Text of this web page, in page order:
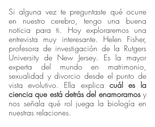
Si alguna vez te preguntaste qué ocurre
en nuestro cerebro, tengo una buena
noticia para ti. Hoy exploraremos una
entrevista muy interesante. Helen Fisher,
profesora de investigación de la Rutgers
University de New Jersey. Es la mayor
experta del mundo en matrimonio,
sexualidad y divorcio desde el punto de
vista evolutivo. Ella explica cuál es la
ciencia que está detrás del enamorarnos y
nos señala qué rol juega la biología en
nuestras relaciones.